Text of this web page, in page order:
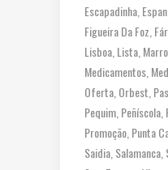
Escapadinha
Figueira Da Foz
Lisboa Lista
Medicamentos
Oferta Orbest
Pequim Peñíscola
Promoção Punta
Saidia Salamanca